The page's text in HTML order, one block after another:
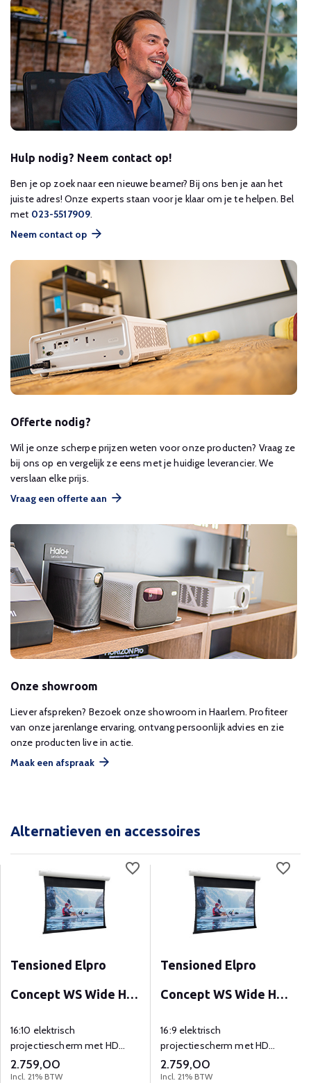
Hulp nodig? Neem contact op!
Ben je op zoek naar een nieuwe beamer? Bij ons ben je aan het
juiste adres! Onze experts staan voor je klaar om je te helpen. Bel
met 023-5517909.
Neem contact op
Offerte nodig?
Wil je onze scherpe prijzen weten voor onze producten? Vraag ze
bij ons op en vergelijk ze eens met je huidige leverancier. We
verslaan elke prijs.
Vraag een offerte aan
Onze showroom
Liever afspreken? Bezoek onze showroom in Haarlem. Profiteer
van onze jarenlange ervaring, ontvang persoonlijk advies en zie
onze producten live in actie.
Maak een afspraak
Alternatieven en accessoires
Tensioned Elpro
Concept WS Wide HD
Progressive 1.1
16:10 elektrisch
projectiescherm met HD
progressive projectiedoek, 1.1
gain en wandschakelaar.
2.759,00
Incl. 21% BTW
Tensioned Elpro
Concept WS Wide HD
Progressive 1.1
Contrast
16:9 elektrisch
projectiescherm met HD
progressive projectiedoek, 1.1
gain en wandschakelaar.
2.759,00
Incl. 21% BTW